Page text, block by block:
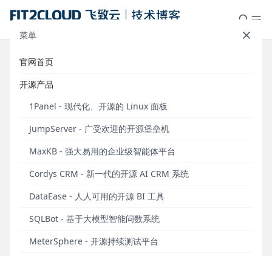
菜单
官网首页
开源产品
1Panel - 现代化、开源的 Linux 面板
JumpServer - 广受欢迎的开源堡垒机
MaxKB - 强大易用的企业级智能体平台
Cordys CRM - 新一代的开源 AI CRM 系统
DataEase - 人人可用的开源 BI 工具
SQLBot - 基于大模型智能问数系统
MeterSphere - 开源持续测试平台
报名丨2023 MeterSphere开源持续
测试平台 城市遇见 · 北京站
MeterSphere开源持续测试平台项目创立于2020年2
MeterSphere开源项目共发布的130个版本，GitHub
Star数量超过8700个，社区版本软件累计下载量超过
户紧密互动，共同促进项目演进”的发展模式。截至